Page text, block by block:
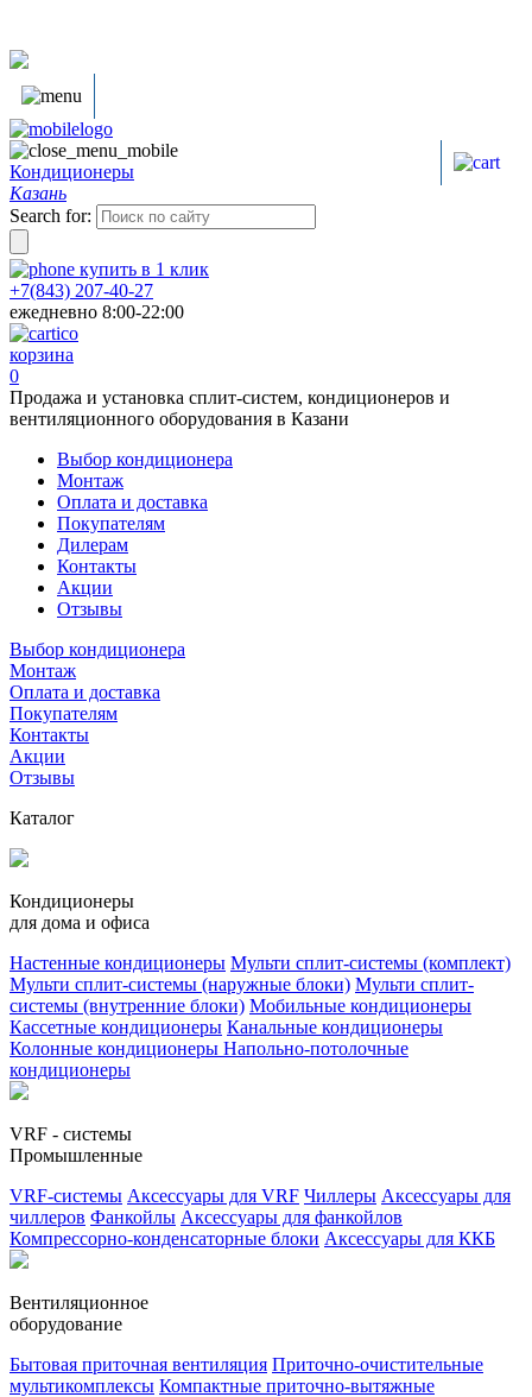
Кондиционеры
Казань
Search for:
купить в 1 клик
+7(843) 207-40-27
ежедневно 8:00-22:00
корзина
0
Продажа и установка сплит-систем, кондиционеров и
вентиляционного оборудования в Казани
Выбор кондиционера
Монтаж
Оплата и доставка
Покупателям
Дилерам
Контакты
Акции
Отзывы
Выбор кондиционера
Монтаж
Оплата и доставка
Покупателям
Контакты
Акции
Отзывы
Каталог
Кондиционеры
для дома и офиса
Настенные кондиционеры Мульти сплит-системы (комплект)
Мульти сплит-системы (наружные блоки) Мульти сплит-
системы (внутренние блоки) Мобильные кондиционеры
Кассетные кондиционеры Канальные кондиционеры
Колонные кондиционеры Напольно-потолочные
кондиционеры
VRF - системы
Промышленные
VRF-системы Аксессуары для VRF Чиллеры Аксессуары для
чиллеров Фанкойлы Аксессуары для фанкойлов
Компрессорно-конденсаторные блоки Аксессуары для ККБ
Вентиляционное
оборудование
Бытовая приточная вентиляция Приточно-очистительные
мультикомплексы Компактные приточно-вытяжные